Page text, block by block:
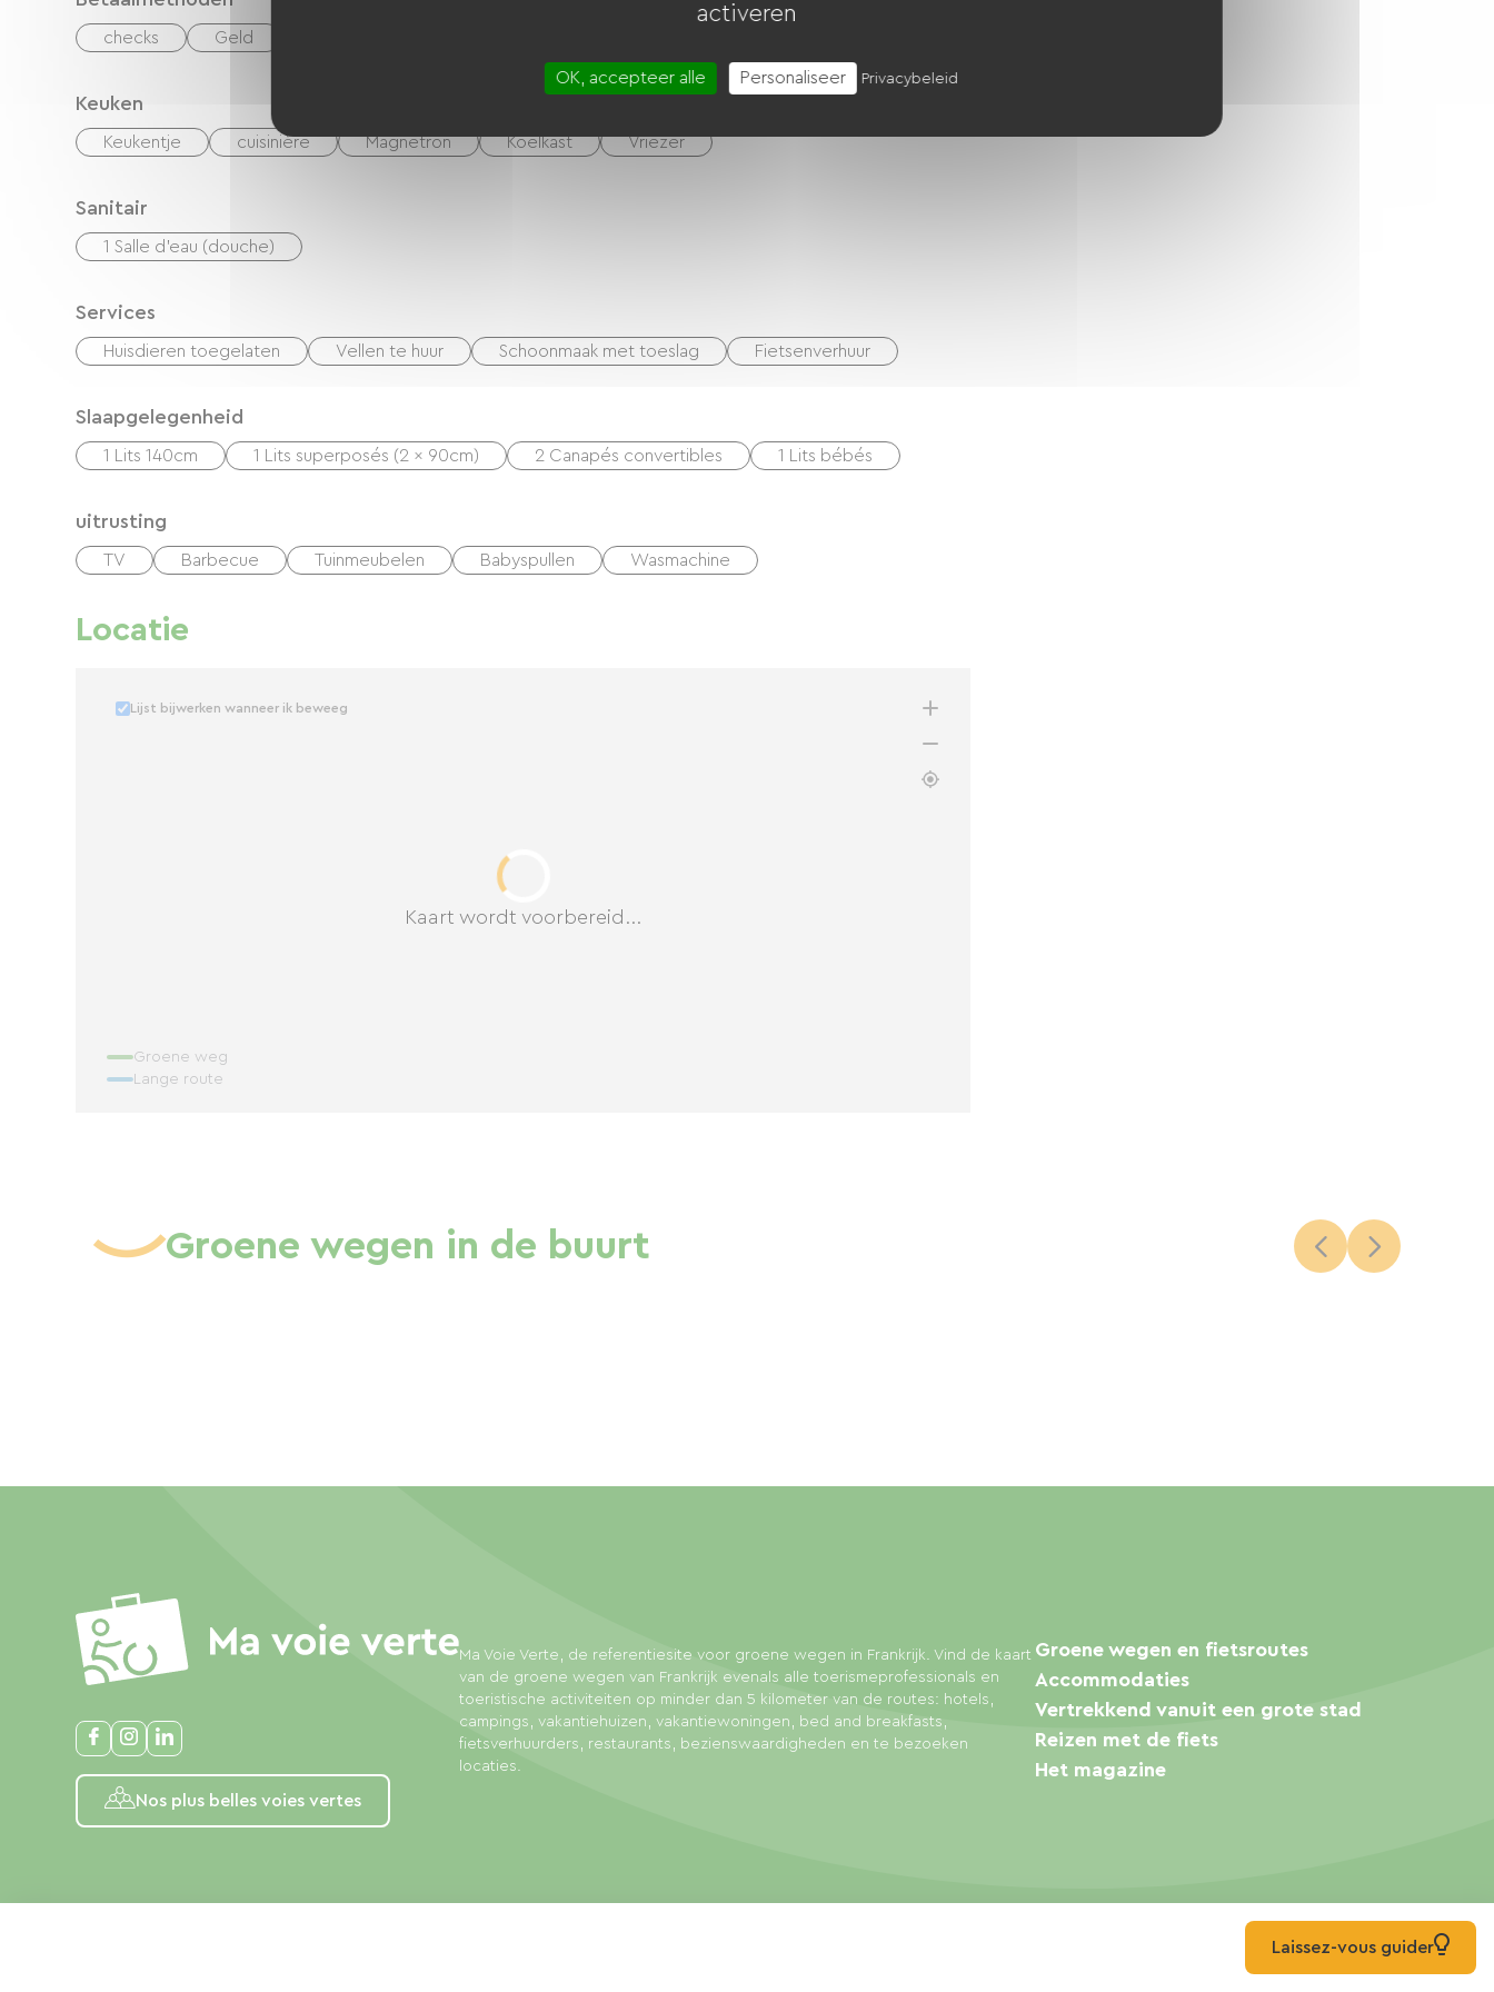
checks Geld
Keuken
Keukentje cuisinière Magnetron Koelkast Vriezer
Sanitair
1 Salle d'eau (douche)
Services
Huisdieren toegelaten Vellen te huur Schoonmaak met toeslag Fietsenverhuur
Slaapgelegenheid
1 Lits 140cm 1 Lits superposés (2 x 90cm) 2 Canapés convertibles 1 Lits bébés
uitrusting
TV Barbecue Tuinmeubelen Babyspullen Wasmachine
Locatie
Kaart wordt voorbereid...
Lijst bijwerken wanneer ik beweeg
Groene weg
Lange route
Groene wegen in de buurt
Nos plus belles voies vertes
Ma Voie Verte, de referentiesite voor groene wegen in Frankrijk. Vind de kaart
van de groene wegen van Frankrijk evenals alle toerismeprofessionals en
toeristische activiteiten op minder dan 5 kilometer van de routes: hotels,
campings, vakantiehuizen, vakantiewoningen, bed and breakfasts,
fietsverhuurders, restaurants, bezienswaardigheden en te bezoeken
locaties.
Groene wegen en fietsroutes
Accommodaties
Vertrekkend vanuit een grote stad
Reizen met de fiets
Het magazine
© 2026 Ma Voie Verte Alle rechten voorbehouden
Laissez-vous guider
activeren
OK, accepteer alle Personaliseer Privacybeleid